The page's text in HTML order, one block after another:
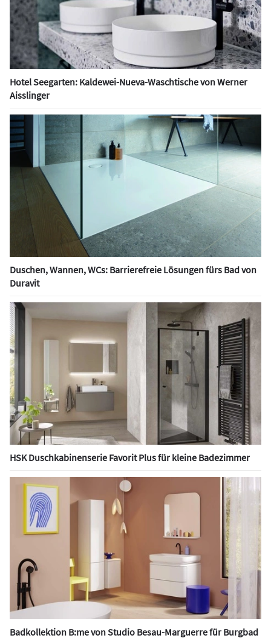
Hotel Seegarten: Kaldewei-Nueva-Waschtische von Werner
Aisslinger
Duschen, Wannen, WCs: Barrierefreie Lösungen fürs Bad von
Duravit
HSK Duschkabinenserie Favorit Plus für kleine Badezimmer
Badkollektion B:me von Studio Besau-Marguerre für Burgbad